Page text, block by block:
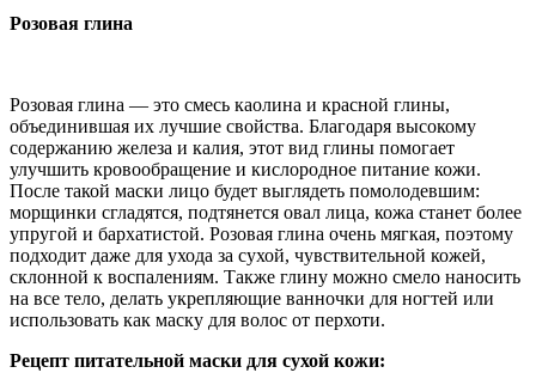
Розовая глина
Розовая глина — это смесь каолина и красной глины,
объединившая их лучшие свойства. Благодаря высокому
содержанию железа и калия, этот вид глины помогает
улучшить кровообращение и кислородное питание кожи.
После такой маски лицо будет выглядеть помолодевшим:
морщинки сгладятся, подтянется овал лица, кожа станет более
упругой и бархатистой. Розовая глина очень мягкая, поэтому
подходит даже для ухода за сухой, чувствительной кожей,
склонной к воспалениям. Также глину можно смело наносить
на все тело, делать укрепляющие ванночки для ногтей или
использовать как маску для волос от перхоти.
Рецепт питательной маски для сухой кожи: